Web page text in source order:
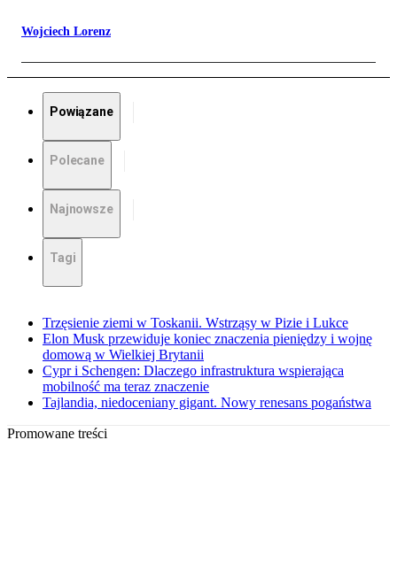
Wojciech Lorenz
Powiązane
Polecane
Najnowsze
Tagi
Trzęsienie ziemi w Toskanii. Wstrząsy w Pizie i Lukce
Elon Musk przewiduje koniec znaczenia pieniędzy i wojnę
domową w Wielkiej Brytanii
Cypr i Schengen: Dlaczego infrastruktura wspierająca
mobilność ma teraz znaczenie
Tajlandia, niedoceniany gigant. Nowy renesans pogaństwa
Promowane treści